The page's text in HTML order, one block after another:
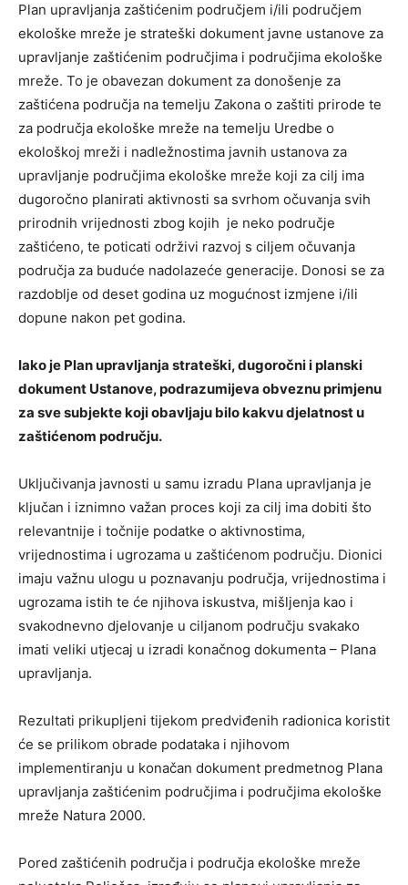
Plan upravljanja zaštićenim područjem i/ili područjem
ekološke mreže je strateški dokument javne ustanove za
upravljanje zaštićenim područjima i područjima ekološke
mreže. To je obavezan dokument za donošenje za
zaštićena područja na temelju Zakona o zaštiti prirode te
za područja ekološke mreže na temelju Uredbe o
ekološkoj mreži i nadležnostima javnih ustanova za
upravljanje područjima ekološke mreže koji za cilj ima
dugoročno planirati aktivnosti sa svrhom očuvanja svih
prirodnih vrijednosti zbog kojih je neko područje
zaštićeno, te poticati održivi razvoj s ciljem očuvanja
područja za buduće nadolazeće generacije. Donosi se za
razdoblje od deset godina uz mogućnost izmjene i/ili
dopune nakon pet godina.
Iako je Plan upravljanja strateški, dugoročni i planski
dokument Ustanove, podrazumijeva obveznu primjenu
za sve subjekte koji obavljaju bilo kakvu djelatnost u
zaštićenom području.
Uključivanja javnosti u samu izradu Plana upravljanja je
ključan i iznimno važan proces koji za cilj ima dobiti što
relevantnije i točnije podatke o aktivnostima,
vrijednostima i ugrozama u zaštićenom području. Dionici
imaju važnu ulogu u poznavanju područja, vrijednostima i
ugrozama istih te će njihova iskustva, mišljenja kao i
svakodnevno djelovanje u ciljanom području svakako
imati veliki utjecaj u izradi konačnog dokumenta – Plana
upravljanja.
Rezultati prikupljeni tijekom predviđenih radionica koristit
će se prilikom obrade podataka i njihovom
implementiranju u konačan dokument predmetnog Plana
upravljanja zaštićenim područjima i područjima ekološke
mreže Natura 2000.
Pored zaštićenih područja i područja ekološke mreže